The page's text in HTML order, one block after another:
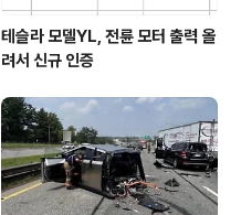
테슬라 모델YL, 전륜 모터 출력 올
려서 신규 인증